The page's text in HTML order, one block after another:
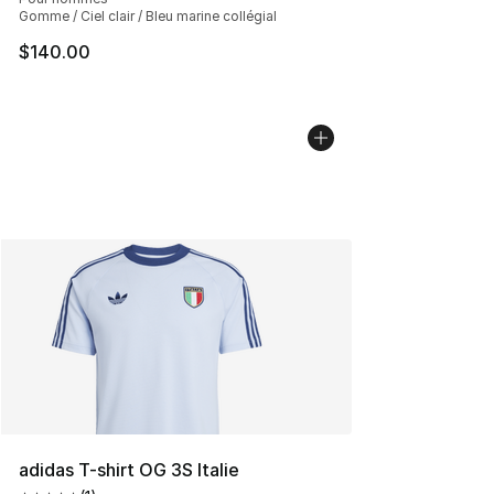
Gomme / Ciel clair / Bleu marine collégial
$140.00
adidas T-shirt OG 3S Italie